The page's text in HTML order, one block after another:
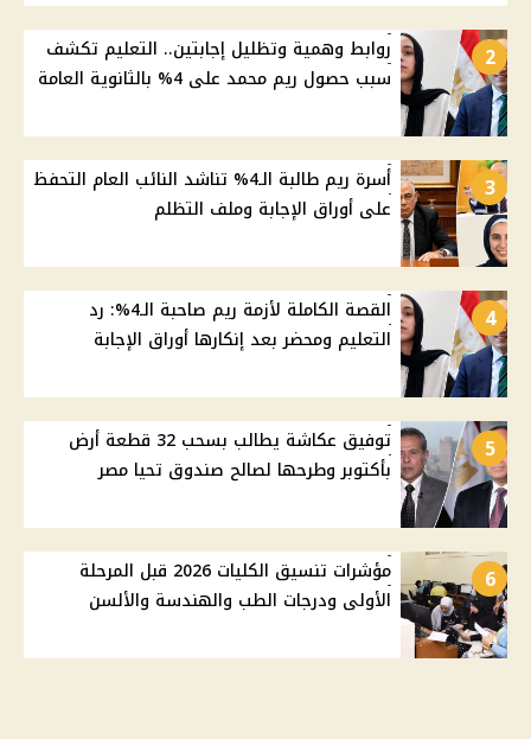
2
روابط وهمية وتظليل إجابتين.. التعليم تكشف
سبب حصول ريم محمد على 4% بالثانوية العامة
3
أسرة ريم طالبة الـ4% تناشد النائب العام التحفظ
على أوراق الإجابة وملف التظلم
4
القصة الكاملة لأزمة ريم صاحبة الـ4%: رد
التعليم ومحضر بعد إنكارها أوراق الإجابة
5
توفيق عكاشة يطالب بسحب 32 قطعة أرض
بأكتوبر وطرحها لصالح صندوق تحيا مصر
6
مؤشرات تنسيق الكليات 2026 قبل المرحلة
الأولى ودرجات الطب والهندسة والألسن